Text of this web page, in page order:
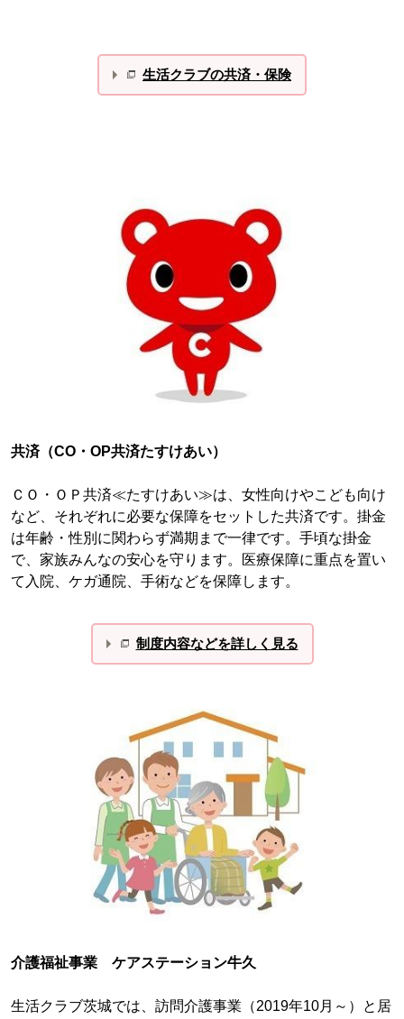
生活クラブの共済・保険
共済（CO・OP共済たすけあい）
ＣＯ・ＯＰ共済≪たすけあい≫は、女性向けやこども向け
など、それぞれに必要な保障をセットした共済です。掛金
は年齢・性別に関わらず満期まで一律です。手頃な掛金
で、家族みんなの安心を守ります。医療保障に重点を置い
て入院、ケガ通院、手術などを保障します。
制度内容などを詳しく見る
介護福祉事業 ケアステーション牛久
生活クラブ茨城では、訪問介護事業（2019年10月～）と居